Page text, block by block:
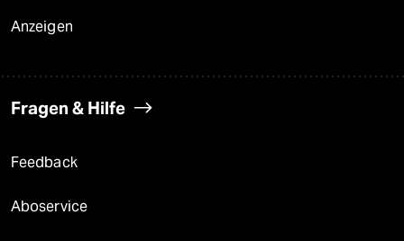
Anzeigen
Fragen & Hilfe
Feedback
Aboservice